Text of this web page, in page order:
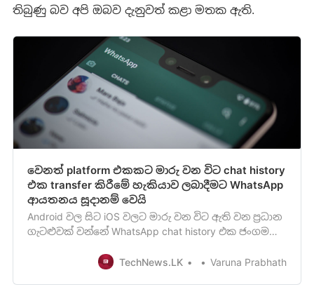
තිබුණු බව අපි ඔබව දැනුවත් කළා මතක ඇති.
වෙනත් platform එකකට මාරු වන විට chat history
එක transfer කිරීමේ හැකියාව ලබාදීමට WhatsApp
ආයතනය සූදානම් වෙයි
Android වල සිට iOS වලට මාරු වන විට ඇති වන ප්‍රධාන
ගැටළුවක් වන්නේ WhatsApp chat history එක ජංගම
නොලැබීමයි. මෙයට හේතුව වන්
TechNews.LK Varuna Prabhath